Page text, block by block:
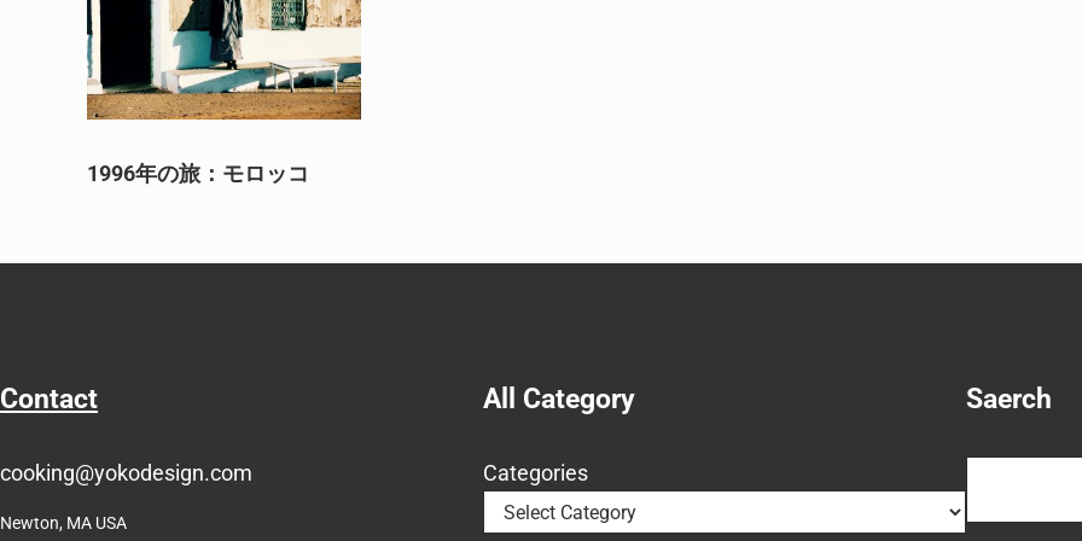
1996年の旅：モロッコ
Contact
cooking@yokodesign.com
Newton, MA USA
All Category
Categories
Saerch